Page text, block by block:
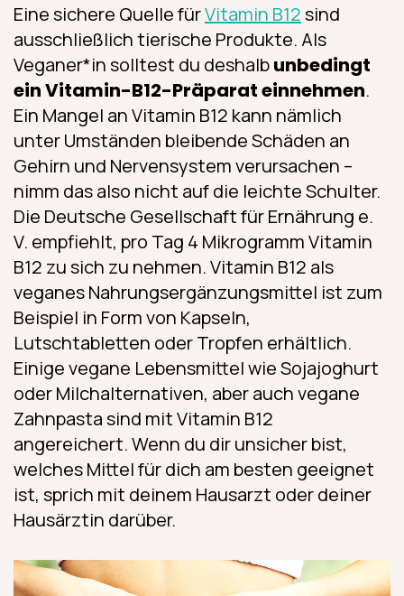
Eine sichere Quelle fürVitamin B12sind
ausschließlich tierische Produkte. Als
Veganer*in solltest du deshalbunbedingt
ein Vitamin-B12-Präparat einnehmen.
Ein Mangel an Vitamin B12 kann nämlich
unter Umständen bleibende Schäden an
Gehirn und Nervensystem verursachen –
nimm das also nicht auf die leichte Schulter.
Die Deutsche Gesellschaft für Ernährung e.
V. empfiehlt, pro Tag 4 Mikrogramm Vitamin
B12 zu sich zu nehmen. Vitamin B12 als
veganes Nahrungs­ergänzungs­mittel ist zum
Beispiel in Form von Kapseln,
Lutschtabletten oder Tropfen erhältlich.
Einige vegane Lebensmittel wie Sojajoghurt
oder Milchalternativen, aber auch vegane
Zahnpasta sind mit Vitamin B12
angereichert. Wenn du dir unsicher bist,
welches Mittel für dich am besten geeignet
ist, sprich mit deinem Hausarzt oder deiner
Hausärztin darüber.